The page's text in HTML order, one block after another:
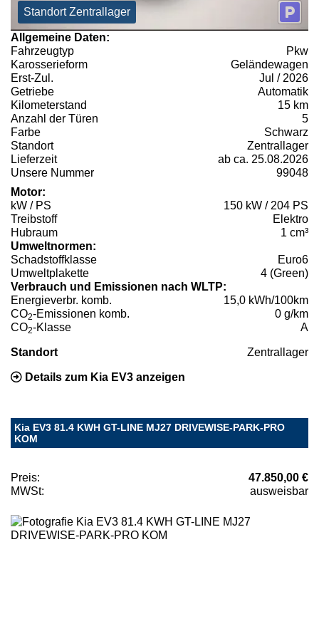
Standort Zentrallager
Allgemeine Daten:
Fahrzeugtyp
Pkw
Karosserieform
Geländewagen
Erst-Zul.
Jul / 2026
Getriebe
Automatik
Kilometerstand
15 km
Anzahl der Türen
5
Farbe
Schwarz
Standort
Zentrallager
Lieferzeit
ab ca. 25.08.2026
Unsere Nummer
99048
Motor:
kW / PS
150 kW / 204 PS
Treibstoff
Elektro
Hubraum
1 cm³
Umweltnormen:
Schadstoffklasse
Euro6
Umweltplakette
4 (Green)
Verbrauch und Emissionen nach WLTP:
Energieverbr. komb.
15,0 kWh/100km
CO2-Emissionen komb.
0 g/km
CO2-Klasse A
Standort Zentrallager
Details zum Kia EV3 anzeigen
Kia EV3 81.4 KWH GT-LINE MJ27 DRIVEWISE-PARK-PRO
KOM
Preis:
47.850,00 €
MWSt:
ausweisbar